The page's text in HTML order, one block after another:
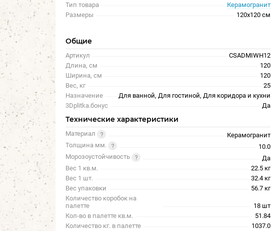
Тип товара
Керамогранит
Размеры
120x120 см
Общие
Артикул
CSADMIWH12
Длина, см
120
Ширина, см
120
Вес, кг
25
Назначение
Для ванной, Для гостиной, Для коридора и кухни
3Dplitka.бонус
Да
Технические характеристики
Материал
Керамогранит
Толщина мм.
10.0
Морозоустойчивость
Да
Вес 1 кв.м.
22.5 кг
Вес 1 шт.
32.4 кг
Вес упаковки
56.7 кг
Количество коробок на
палетте
18 шт
Кол-во в палетте кв.м.
51.84
Количество кг. в палетте
1037.0